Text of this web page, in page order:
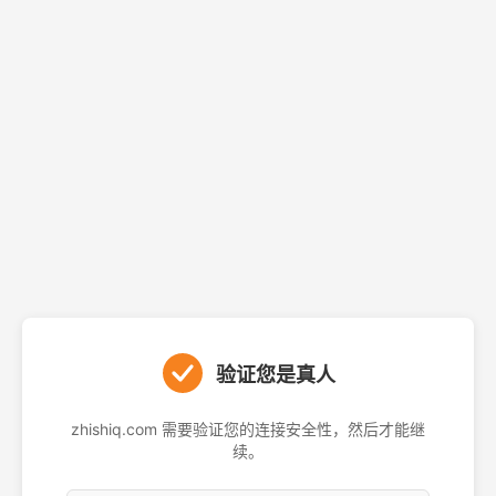
验证您是真人
zhishiq.com 需要验证您的连接安全性，然后才能继
续。